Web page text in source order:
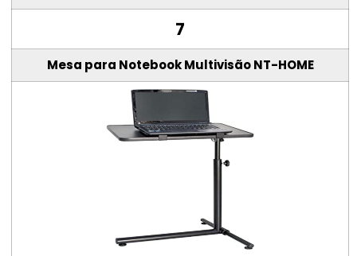
7
Mesa para Notebook Multivisão NT-HOME